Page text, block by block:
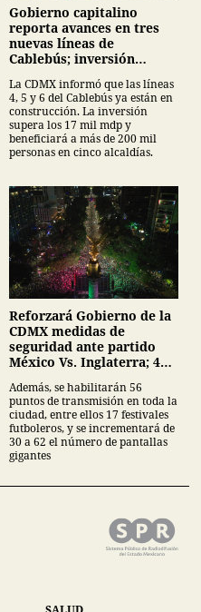
Gobierno capitalino
reporta avances en tres
nuevas líneas de
Cablebús; inversión
La CDMX informó que las líneas
4, 5 y 6 del Cablebús ya están en
construcción. La inversión
supera los 17 mil mdp y
beneficiará a más de 200 mil
personas en cinco alcaldías.
Reforzará Gobierno de la
CDMX medidas de
seguridad ante partido
México Vs. Inglaterra; 40
62 pantallas en festivales
futboleros;
Además, se habilitarán 56
puntos de transmisión en toda la
ciudad, entre ellos 17 festivales
futboleros, y se incrementará de
30 a 62 el número de pantallas
gigantes